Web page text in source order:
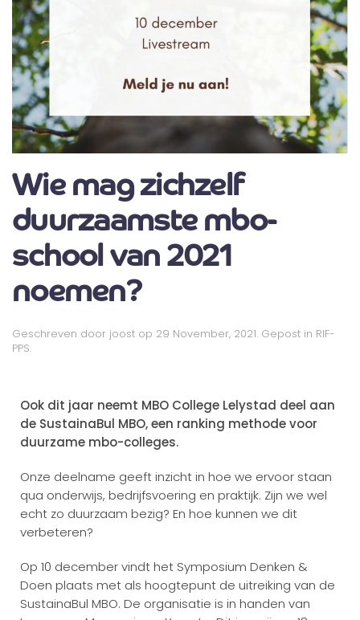
Wie mag zichzelf
duurzaamste mbo-
school van 2021
noemen?
Geschreven door joost op 29 November, 2021. Gepost in RIF-
PPS.
Ook dit jaar neemt MBO College Lelystad deel aan
de SustainaBul MBO, een ranking methode voor
duurzame mbo-colleges.
Onze deelname geeft inzicht in hoe we ervoor staan
qua onderwijs, bedrijfsvoering en praktijk. Zijn we wel
echt zo duurzaam bezig? En hoe kunnen we dit
verbeteren?
Op 10 december vindt het Symposium Denken &
Doen plaats met als hoogtepunt de uitreiking van de
SustainaBul MBO. De organisatie is in handen van